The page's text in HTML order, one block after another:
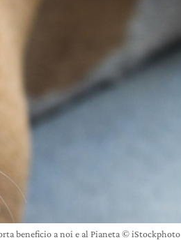
beneficio a noi e al Pianeta © iStockphoto